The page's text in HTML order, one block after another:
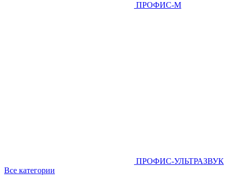
ПРОФИС-М
ПРОФИС-УЛЬТРАЗВУК
Все категории